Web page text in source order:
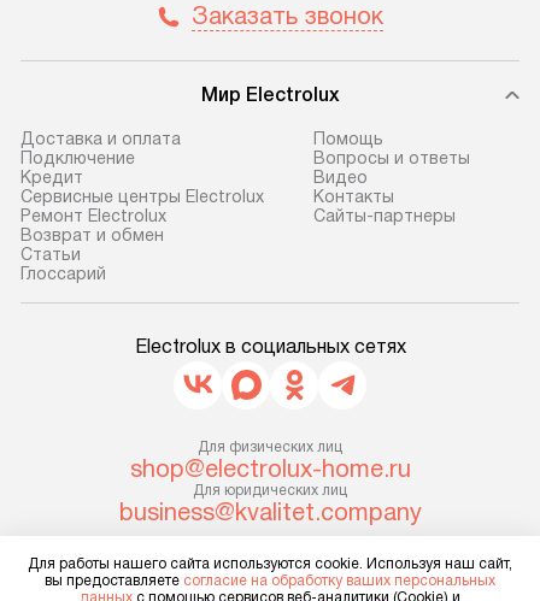
не предусмотрена. После 100%
до представительства
транспортной компании в г. Москва.
Пожалуйста, уточняйте условия
доставки у менеджера при
оформлении заказа.
В оговоренный день служба
доставки доставит упакованный
Если необходимо переместить
прибор до места установки,
уточните это с менеджером.
За данную услугу взимается
дополнительная плата. Важно
прибора не позволяют ему пройти
через дверной проем, сотрудники
предполагают,
установленной
включает в
подключение к
коммуникациям,
В стандартную
Заказать звонок
Мир Electrolux
Доставка и оплата
Подключение
Кредит
Сервисные центры Electrolux
Ремонт Electrolux
Возврат и обмен
Cтатьи
Глоссарий
Помощь
Вопросы и ответы
Видео
Контакты
Сайты-партнеры
Electrolux в социальных сетях
Для физических лиц
shop@electrolux-home.ru
Для юридических лиц
business@kvalitet.company
НАПИСАТЬ РУКОВОДСТВУ
Для работы нашего сайта используются cookie. Используя наш сайт,
вы предоставляете согласие на обработку ваших персональных
данных с помощью сервисов веб-аналитики (Cookie) и